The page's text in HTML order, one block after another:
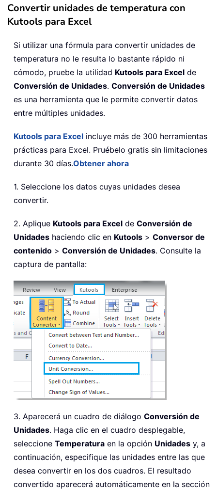
Convertir unidades de temperatura con
Kutools para Excel
Si utilizar una fórmula para convertir unidades de
temperatura no le resulta lo bastante rápido ni
cómodo, pruebe la utilidad Kutools para Excel de
Conversión de Unidades. Conversión de Unidades
es una herramienta que le permite convertir datos
entre múltiples unidades.
Kutools para Excel incluye más de 300 herramientas
prácticas para Excel. Pruébelo gratis sin limitaciones
durante 30 días.Obtener ahora
1. Seleccione los datos cuyas unidades desea
convertir.
2. Aplique Kutools para Excel de Conversión de
Unidades haciendo clic en Kutools > Conversor de
contenido > Conversión de Unidades. Consulte la
captura de pantalla:
3. Aparecerá un cuadro de diálogo Conversión de
Unidades. Haga clic en el cuadro desplegable,
seleccione Temperatura en la opción Unidades y, a
continuación, especifique las unidades entre las que
desea convertir en los dos cuadros. El resultado
convertido aparecerá automáticamente en la sección